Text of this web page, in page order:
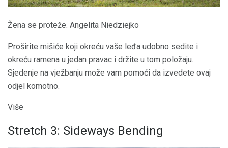
Žena se proteže. Angelita Niedziejko
Proširite mišiće koji okreću vaše leđa udobno sedite i
okreću ramena u jedan pravac i držite u tom položaju.
Sjedenje na vježbanju može vam pomoći da izvedete ovaj
odjel komotno.
Više
Stretch 3: Sideways Bending